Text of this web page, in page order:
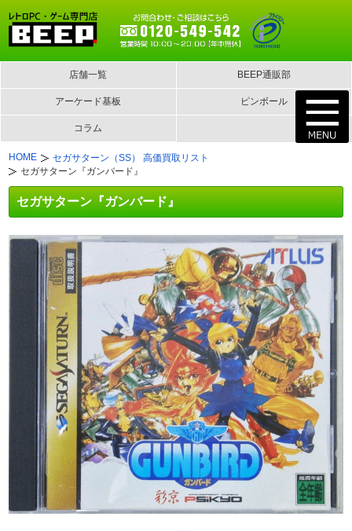
店舗一覧 BEEP通販部
アーケード基板 ピンボール
コラム
HOME
セガサターン（SS） 高価買取リスト
セガサターン『ガンバード』
セガサターン『ガンバード』